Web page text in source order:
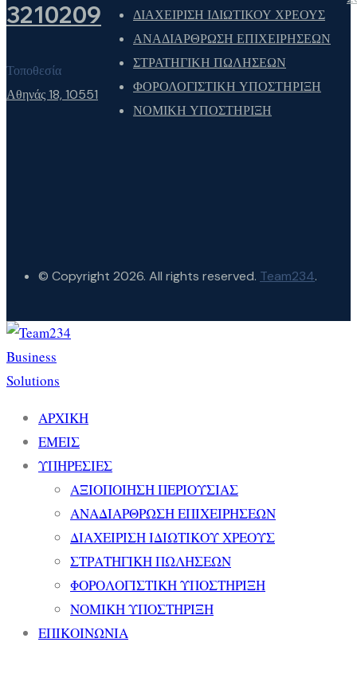
3210209
Τοποθεσία
Αθηνάς 18, 10551
ΔΙΑΧΕΙΡΙΣΗ ΙΔΙΩΤΙΚΟΥ ΧΡΕΟΥΣ
ΑΝΑΔΙΑΡΘΡΩΣΗ ΕΠΙΧΕΙΡΗΣΕΩΝ
ΣΤΡΑΤΗΓΙΚΗ ΠΩΛΗΣΕΩΝ
ΦΟΡΟΛΟΓΙΣΤΙΚΗ ΥΠΟΣΤΗΡΙΞΗ
ΝΟΜΙΚΗ ΥΠΟΣΤΗΡΙΞΗ
© Copyright 2026. All rights reserved. Team234.
ΑΡΧΙΚΗ
ΕΜΕΙΣ
ΥΠΗΡΕΣΙΕΣ
ΑΞΙΟΠΟΙΗΣΗ ΠΕΡΙΟΥΣΙΑΣ
ΑΝΑΔΙΑΡΘΡΩΣΗ ΕΠΙΧΕΙΡΗΣΕΩΝ
ΔΙΑΧΕΙΡΙΣΗ ΙΔΙΩΤΙΚΟΥ ΧΡΕΟΥΣ
ΣΤΡΑΤΗΓΙΚΗ ΠΩΛΗΣΕΩΝ
ΦΟΡΟΛΟΓΙΣΤΙΚΗ ΥΠΟΣΤΗΡΙΞΗ
ΝΟΜΙΚΗ ΥΠΟΣΤΗΡΙΞΗ
ΕΠΙΚΟΙΝΩΝΙΑ